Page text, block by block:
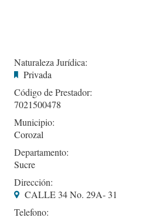
Naturaleza Jurídica:
Privada
Código de Prestador:
7021500478
Municipio:
Corozal
Departamento:
Sucre
Dirección:
CALLE 34 No. 29A- 31
Telefono: